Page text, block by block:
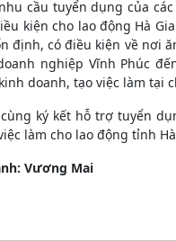
cầu tuyển dụng của
kiện cho lao động Hà
định, có điều kiện về nơi
nghiệp Vĩnh Phúc
doanh, tạo việc làm tại
ký kết hỗ trợ tuyển
làm cho lao động tỉnh
Vương Mai